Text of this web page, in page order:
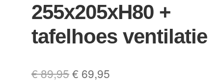
255x205xH80 +
tafelhoes ventilatie
€89,95Oorspronkelijke
€ 69,95